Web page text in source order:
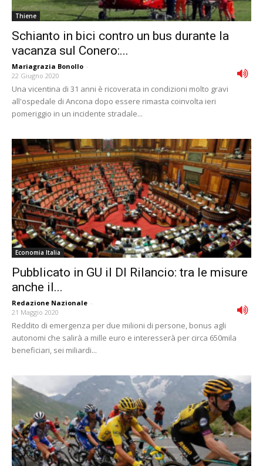
Thiene
Schianto in bici contro un bus durante la
vacanza sul Conero:...
Mariagrazia Bonollo -
22 Giugno 2020
Una vicentina di 31 anni è ricoverata in condizioni molto gravi
all'ospedale di Ancona dopo essere rimasta coinvolta ieri
pomeriggio in un incidente stradale...
Economia Italia
Pubblicato in GU il Dl Rilancio: tra le misure
anche il...
Redazione Nazionale -
21 Maggio 2020
Reddito di emergenza per due milioni di persone, bonus agli
autonomi che salirà a mille euro e interesserà per circa 650mila
beneficiari, sei miliardi...